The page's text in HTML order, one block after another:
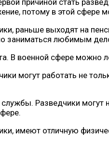
потому в этой сфере
раньше выходят на
заниматься любимым
В военной сфере можно
могут работать не
Разведчики могут
имеют отличную